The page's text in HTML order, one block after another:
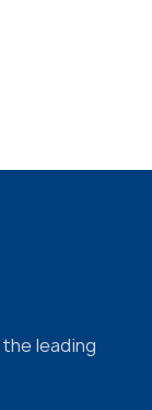
leading